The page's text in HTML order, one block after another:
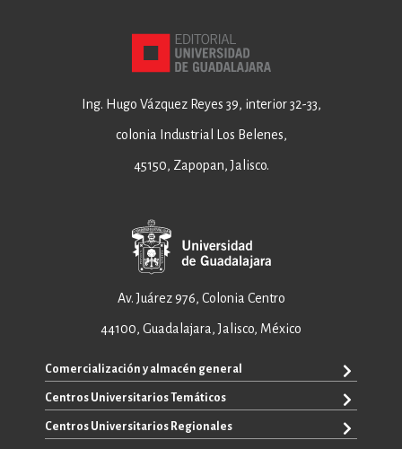
Ing. Hugo Vázquez Reyes 39, interior 32-33,
colonia Industrial Los Belenes,
45150, Zapopan, Jalisco.
Av. Juárez 976, Colonia Centro
44100, Guadalajara, Jalisco, México
Comercialización y almacén general
+52 33 3640 6326
+52 33 3640 4595
Centros Universitarios Temáticos
CUAAD
Centros Universitarios Regionales